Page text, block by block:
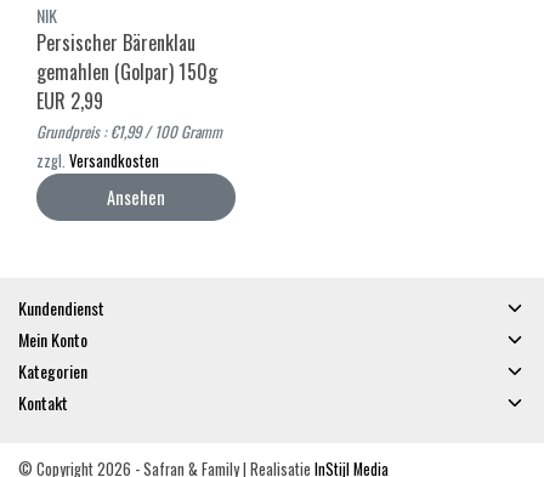
NIK
Persischer Bärenklau
gemahlen (Golpar) 150g
EUR 2,99
Grundpreis : €1,99 / 100 Gramm
zzgl. Versandkosten
Ansehen
Kundendienst
Mein Konto
Kategorien
Kontakt
© Copyright 2026 - Safran & Family | Realisatie InStijl Media